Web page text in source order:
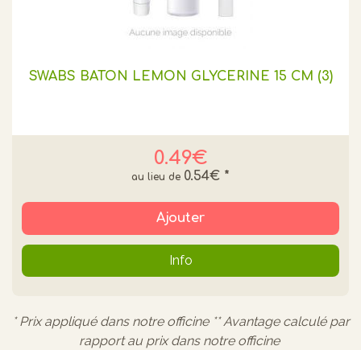
SWABS BATON LEMON GLYCERINE 15 CM (3)
0.49€
0.54€ *
Ajouter
Info
* Prix appliqué dans notre officine ** Avantage calculé par
rapport au prix dans notre officine